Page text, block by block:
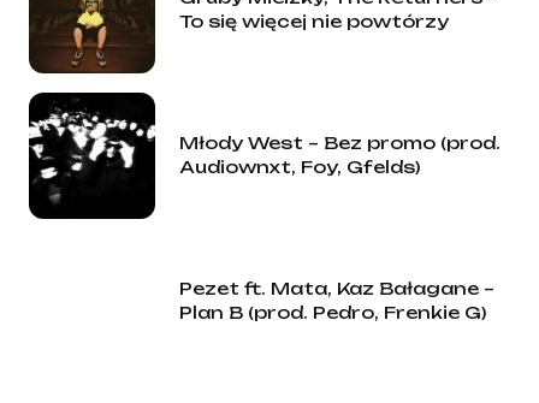
To się więcej nie powtórzy
Młody West – Bez promo (prod.
Audiownxt, Foy, Gfelds)
Pezet ft. Mata, Kaz Bałagane –
Plan B (prod. Pedro, Frenkie G)